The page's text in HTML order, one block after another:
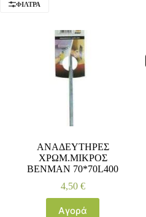
ΦΊΛΤΡΑ
ΑΝΑΔΕΥΤΗΡΕΣ
ΧΡΩΜ.ΜΙΚΡΟΣ
BENMAN 70*70L400
4,50 €
Αγορά